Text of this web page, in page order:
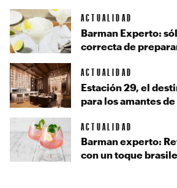
ACTUALIDAD
Barman Experto:
correcta de
ACTUALIDAD
Estación 29, el
para los amantes
ACTUALIDAD
Barman experto:
con un toque